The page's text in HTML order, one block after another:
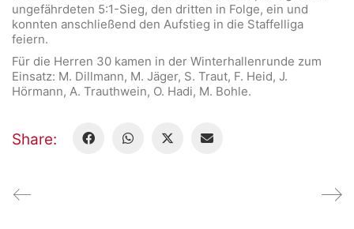
ungefährdeten 5:1-Sieg, den dritten in Folge, ein und
konnten anschließend den Aufstieg in die Staffelliga
feiern.
Für die Herren 30 kamen in der Winterhallenrunde zum
Einsatz: M. Dillmann, M. Jäger, S. Traut, F. Heid, J.
Hörmann, A. Trauthwein, O. Hadi, M. Bohle.
Share: